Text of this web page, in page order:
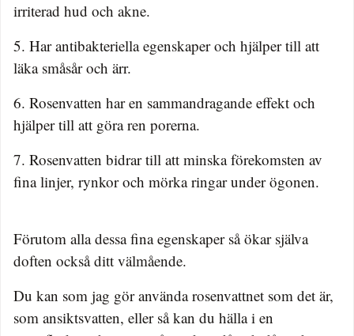
irriterad hud och akne.
5. Har antibakteriella egenskaper och hjälper till att
läka småsår och ärr.
6. Rosenvatten har en sammandragande effekt och
hjälper till att göra ren porerna.
7. Rosenvatten bidrar till att minska förekomsten av
fina linjer, rynkor och mörka ringar under ögonen.
Förutom alla dessa fina egenskaper så ökar själva
doften också ditt välmående.
Du kan som jag gör använda rosenvattnet som det är,
som ansiktsvatten, eller så kan du hälla i en